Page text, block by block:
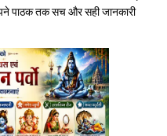
पाठक तक सच और सही जानकारी